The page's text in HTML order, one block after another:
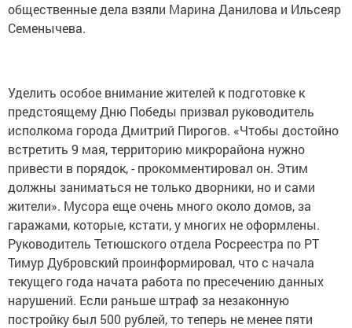
общественные дела взяли Марина Данилова и Ильсеяр
Семенычева.
Уделить особое внимание жителей к подготовке к
предстоящему Дню Победы призвал руководитель
исполкома города Дмитрий Пирогов. «Чтобы достойно
встретить 9 мая, территорию микрорайона нужно
привести в порядок, - прокомментировал он. Этим
должны заниматься не только дворники, но и сами
жители». Мусора еще очень много около домов, за
гаражами, которые, кстати, у многих не оформлены.
Руководитель Тетюшского отдела Росреестра по РТ
Тимур Дубровский проинформировал, что с начала
текущего года начата работа по пресечению данных
нарушений. Если раньше штраф за незаконную
постройку был 500 рублей, то теперь не менее пяти